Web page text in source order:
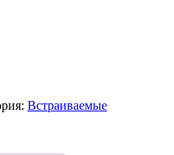
Встраиваемые